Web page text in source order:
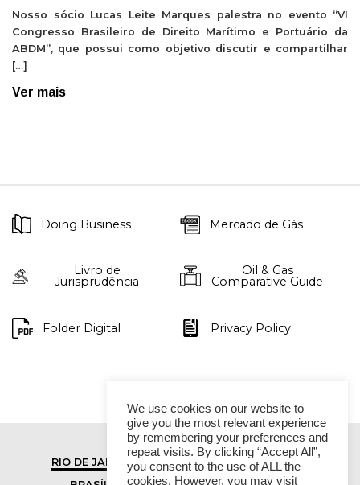
Nosso sócio Lucas Leite Marques palestra no evento “VI
Congresso Brasileiro de Direito Marítimo e Portuário da
ABDM”, que possui como objetivo discutir e compartilhar
[…]
Ver mais
Doing Business Mercado de Gás
Livro de
Jurisprudência
Oil & Gas
Comparative Guide
Folder Digital Privacy Policy
RIO DE JANEIRO
SÃO PAULO
We use cookies on our website to
give you the most relevant experience
by remembering your preferences and
repeat visits. By clicking “Accept All”,
you consent to the use of ALL the
cookies. However, you may visit